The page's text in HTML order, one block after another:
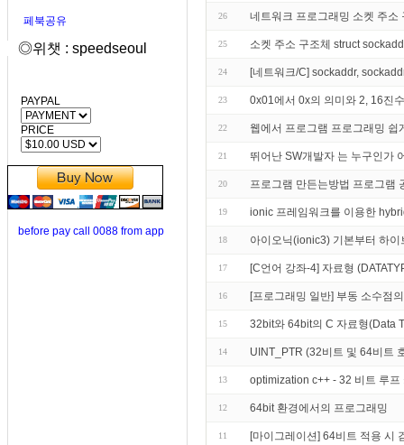
페북공유
◎위챗 : speedseoul
PAYPAL
PRICE
before pay call 0088 from app
26 네트워크 프로그래밍 소켓 주소
25 소켓 주소 구조체 struct
24 [네트워크/C] sockaddr,
23 0x01에서 0x의 의미와 2, 16진
22 웹에서 프로그램 프로그래밍
21 뛰어난 SW개발자 는 누구인가
20 프로그램 만든는방법 프로그램
19 ionic 프레임워크를 이용한
18 아이오닉(ionic3) 기본부터 하이
17 [C언어 강좌-4] 자료형
16 [프로그래밍 일반] 부동 소수점
15 32bit와 64bit의 C 자료형(Data
14 UINT_PTR (32비트 및 64비트
13 optimization c++ - 32 비트 루
12 64bit 환경에서의 프로그래밍
11 [마이그레이션] 64비트 적용 시